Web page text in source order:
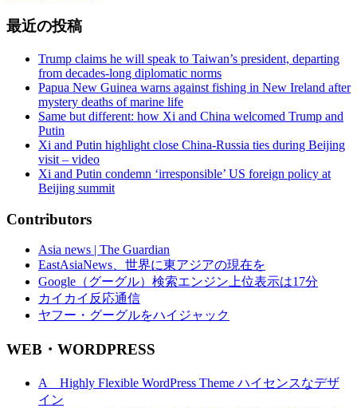
最近の投稿
Trump claims he will speak to Taiwan’s president, departing
from decades-long diplomatic norms
Papua New Guinea warns against fishing in New Ireland after
mystery deaths of marine life
Same but different: how Xi and China welcomed Trump and
Putin
Xi and Putin highlight close China-Russia ties during Beijing
visit – video
Xi and Putin condemn ‘irresponsible’ US foreign policy at
Beijing summit
Contributors
Asia news | The Guardian
EastAsiaNews、世界に東アジアの現在を
Google（グーグル）検索エンジン上位表示は17分
カイカイ反応通信
ヤフー・グーグルをハイジャック
WEB・WORDPRESS
A Highly Flexible WordPress Theme ハイセンスなデザ
イン